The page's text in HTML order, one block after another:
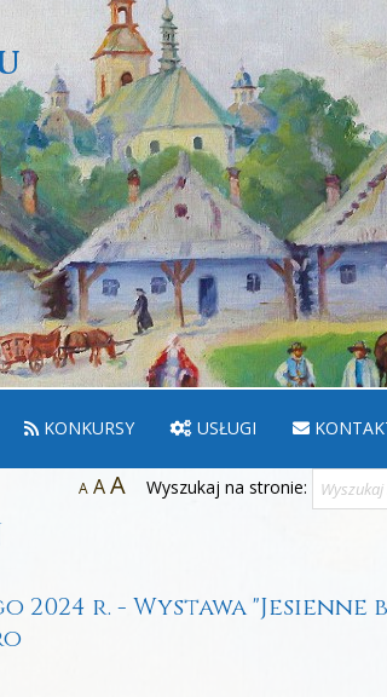
KONKURSY USŁUGI
A AA Wyszukaj na stronie:
2024 r. - Wystawa "Jesienne